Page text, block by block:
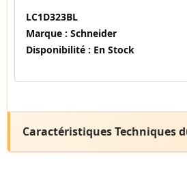
LC1D323BL
Marque : Schneider
Disponibilité : En Stock
Caractéristiques Techniques